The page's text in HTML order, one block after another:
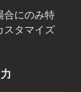
合にのみ特
スタマイズ